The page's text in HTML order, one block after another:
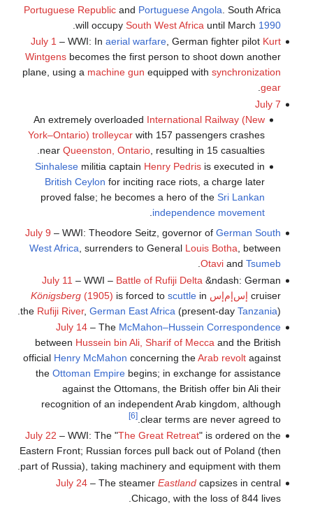
Portuguese Republicand Portuguese Angola . South Africa
will occupy South West Africa until March 1990
July 1 – WWI: In aerial warfare, German fighter pilot Kurt
Wintgensbecomes the first person to shoot down another
plane, using a machine gun equipped with synchronization
gear
.
July 7
An extremely overloaded International Railway (New
York–Ontario) trolleycar with 157 passengers crashes
nearQueenston, Ontario , resulting in 15 casualties.
Sinhalese militia captain Henry Pedris is executed in
British Ceylon for inciting race riots, a charge later
proved false; he becomes a hero of theSri Lankan
independence movement
July 9 – WWI: Theodore Seitz, governor of German South
West Africa , surrenders to General Louis Botha , between
Otaviand Tsumeb
July 11 – WWI – Battle of Rufiji Delta &ndash: German
cruiser إس‌إم‌إس Königsberg(1905) is forced to scuttlein
the Rufiji River, German East Africa (present-day Tanzania).
July 14– The McMahon–Hussein Correspondence
between Hussein bin Ali, Sharif of Mecca and the British
official Henry McMahon concerning theArab revoltagainst
the Ottoman Empirebegins; in exchange for assistance
against the Ottomans, the British offer bin Ali their
recognition of an independent Arab kingdom, although
clear terms are never agreed to.
[6]
July 22 – WWI: The "The Great Retreat" is ordered on the
Eastern Front; Russian forces pull back out of Poland (then
part of Russia), taking machinery and equipment with them.
July 24– The steamer Eastlandcapsizes in central
Chicago, with the loss of 844 lives.